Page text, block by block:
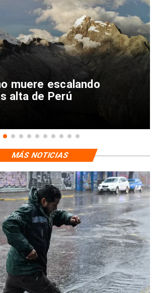
muere escalando
alta de Perú
MÁS NOTICIAS